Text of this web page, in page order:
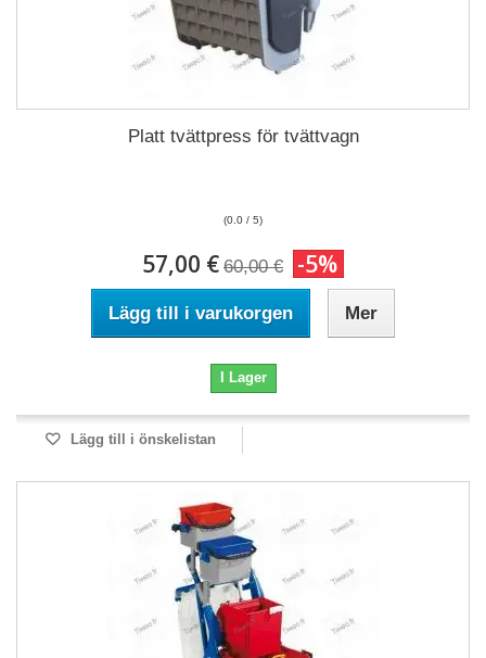
Platt tvättpress för tvättvagn
(0.0 / 5)
57,00 € 60,00 € -5%
Lägg till i varukorgen Mer
I Lager
Lägg till i önskelistan